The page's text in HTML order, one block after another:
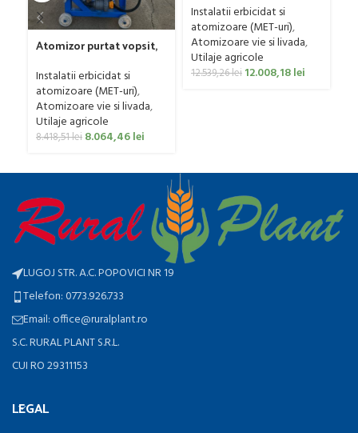
Atomizor purtat vopsit,
Bufer, model Ronda
Clasic, 200 litri
Instalatii erbicidat si
atomizoare (MET-uri),
Atomizoare vie si livada,
Utilaje agricole
8.418,51lei 8.064,46lei
Bufer, model Ronda,
400 litri
Instalatii erbicidat si
atomizoare (MET-uri),
Atomizoare vie si livada,
Utilaje agricole
12.539,26lei 12.008,18lei
LUGOJ STR. A.C. POPOVICI NR 19
Telefon: 0773.926.733
Email: office@ruralplant.ro
S.C. RURAL PLANT S.R.L.
CUI RO 29311153
LEGAL